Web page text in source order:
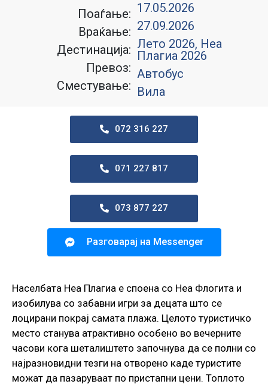
Поаѓање:
Враќање:
Дестинација:
Превоз:
Сместување:
17.05.2026
27.09.2026
Лето 2026, Неа
Плагиа 2026
Автобус
Вила
072 316 227
071 227 817
073 877 227
Разговарај на Messenger
Населбата Неа Плагиа е споена со Неа Флогита и
изобилува со забавни игри за децата што се
лоцирани покрај самата плажа. Целото туристичко
место станува атрактивно особено во вечерните
часови кога шеталиштето започнува да се полни со
најразновидни тезги на отворено каде туристите
можат да пазаруваат по пристапни цени. Топлото